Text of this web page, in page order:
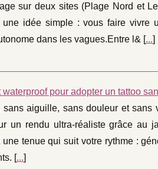
sur deux sites (Plage Nord et
idée simple : vous faire vivre
dans les vagues.Entre l& [...]
waterproof pour adopter un tattoo
sans aiguille, sans douleur et
un rendu ultra-réaliste grâce au
tenue qui suit votre rythme :
[...]